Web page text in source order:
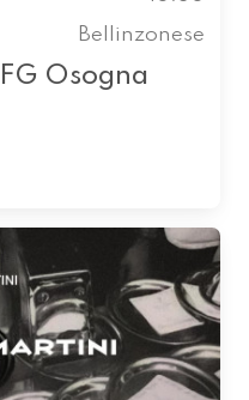
Bellinzonese
Osogna